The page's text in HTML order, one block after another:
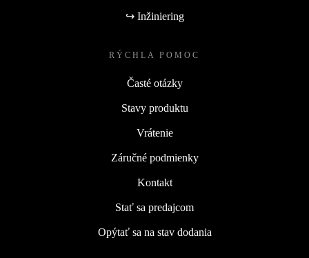
↪ Inžiniering
RÝCHLA POMOC
Časté otázky
Stavy produktu
Vrátenie
Záručné podmienky
Kontakt
Stať sa predajcom
Opýtať sa na stav dodania